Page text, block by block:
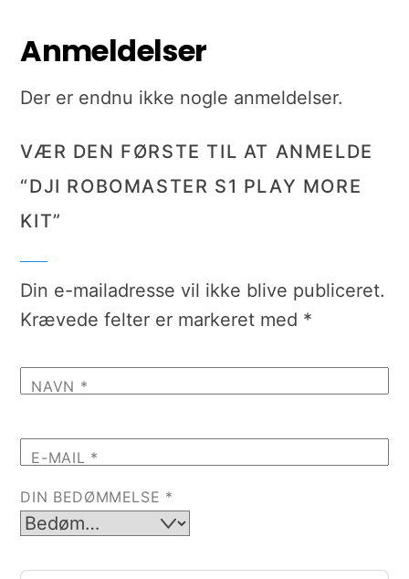
Anmeldelser
Der er endnu ikke nogle anmeldelser.
VÆR DEN FØRSTE TIL AT ANMELDE
“DJI ROBOMASTER S1 PLAY MORE
KIT”
Din e-mailadresse vil ikke blive publiceret.
Krævede felter er markeret med *
NAVN *
E-MAIL *
DIN BEDØMMELSE *